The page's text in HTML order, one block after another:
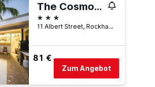
The Cosmopolitan Motel and Serviced Apartments
3 Sterne
11 Albert Street, Rockhampton, QLD, Australien
81 €
Zum Angebot